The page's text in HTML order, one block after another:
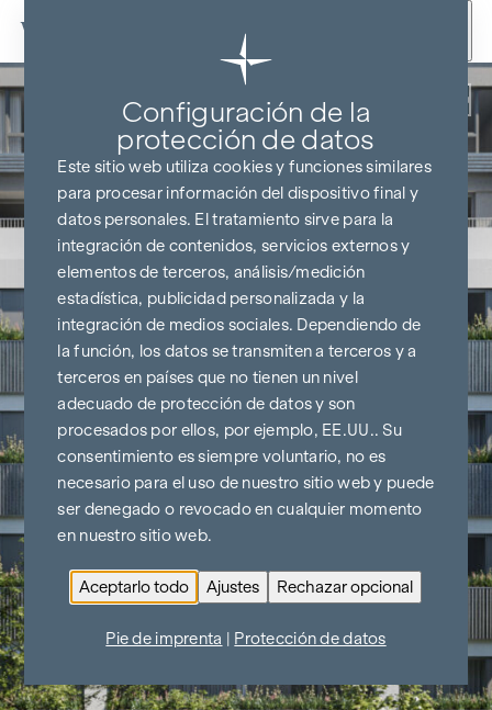
Ir al contenido
Volver
Configuración de la
protección de datos
Este sitio web utiliza cookies y funciones similares
para procesar información del dispositivo final y
datos personales. El tratamiento sirve para la
integración de contenidos, servicios externos y
elementos de terceros, análisis/medición
estadística, publicidad personalizada y la
integración de medios sociales. Dependiendo de
la función, los datos se transmiten a terceros y a
terceros en países que no tienen un nivel
adecuado de protección de datos y son
procesados por ellos, por ejemplo, EE.UU.. Su
consentimiento es siempre voluntario, no es
necesario para el uso de nuestro sitio web y puede
ser denegado o revocado en cualquier momento
en nuestro sitio web.
Aceptarlo todo Ajustes Rechazar opcional
Pie de imprenta Protección de datos